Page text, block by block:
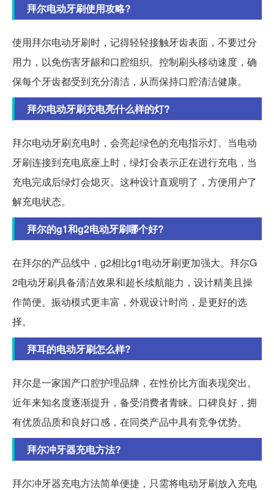
拜尔电动牙刷使用攻略?
使用拜尔电动牙刷时，记得轻轻接触牙齿表面，不要过分
用力，以免伤害牙龈和口腔组织。控制刷头移动速度，确
保每个牙齿都受到充分清洁，从而保持口腔清洁健康。
拜尔电动牙刷充电亮什么样的灯?
拜尔电动牙刷充电时，会亮起绿色的充电指示灯。当电动
牙刷连接到充电底座上时，绿灯会表示正在进行充电，当
充电完成后绿灯会熄灭。这种设计直观明了，方便用户了
解充电状态。
拜尔的g1和g2电动牙刷哪个好?
在拜尔的产品线中，g2相比g1电动牙刷更加强大。拜尔G
2电动牙刷具备清洁效果和超长续航能力，设计精美且操
作简便。振动模式更丰富，外观设计时尚，是更好的选
择。
拜耳的电动牙刷怎么样?
拜尔是一家国产口腔护理品牌，在性价比方面表现突出。
近年来知名度逐渐提升，备受消费者青睐。口碑良好，拥
有优质品质和良好口感，在同类产品中具有竞争优势。
拜尔冲牙器充电方法?
拜尔冲牙器充电方法简单便捷，只需将电动牙刷放入充电